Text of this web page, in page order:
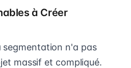
à Créer
segmentation n'a pas
massif et compliqué.